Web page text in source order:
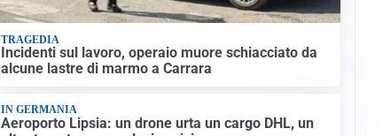
TRAGEDIA
Incidenti sul lavoro, operaio muore schiacciato da
alcune lastre di marmo a Carrara
IN GERMANIA
Aeroporto Lipsia: un drone urta un cargo DHL, un